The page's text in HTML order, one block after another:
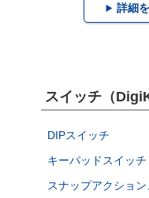
詳細
スイッチ（
DIPスイッチ
キーパッドスイッチ
スナップアクショ